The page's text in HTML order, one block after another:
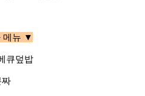
메뉴 ▼
큐덮밥
짜